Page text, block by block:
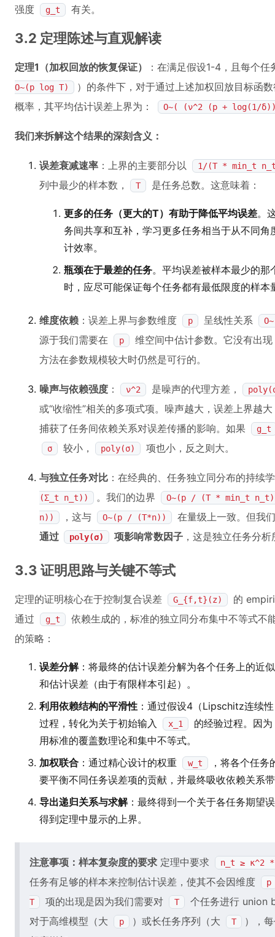
强度 g_t 有关。
3.2 定理陈述与直观解读
定理1（加权回放的恢复保证） ：在满足假设1-4，且每个
O~(p log T)
）的条件下，对于通过上述加权回放目标函
概率，其平均估计误差上界为：
O~( (ν^2 (p + log(1/
我们来拆解这个结果的深刻含义：
误差衰减速率 ：上界的主要部分以 1/(T * min_t
列中最少的样本数， T 是任务总数。这意味着：
更多的任务（更大的T）有助于降低平均误差。
务间共享和互补，学习更多任务相当于从不同
计效率。
瓶颈在于最差的任务。平均误差被样本最少的
时，应尽可能保证每个任务都有最低限度的样
维度依赖 ：误差上界与参数维度 p 呈线性关系
源于我们需要在 p
维空间中估计参数。它没有出现
方法在参数规模较大时仍然是可行的。
噪声与依赖强度 ： ν^2 是噪声的代理方差，
或“收缩性”相关的多项式项。噪声越大，误差上界越
捕获了任务间依赖关系对误差传播的影响。如果
g_t
σ
较小， poly(σ) 项也小，反之则大。
与独立任务对比 ：在经典的、任务独立同分布的持续
(Σ_t n_t)) 。我们的边界
O~(p / (T * min_t
n))
，这与 O~(p / (T*n))
在量级上一致。但我
通过
poly(σ) 项影响常数因子 ，这是独立任务分
3.3 证明思路与关键不等式
定理的证明核心在于控制复合误差 G_{f,t}(z)
的
通过
g_t
依赖生成的，标准的独立同分布集中不等式不
的策略：
误差分解：将最终的估计误差分解为各个任务上的近
和估计误差（由于有限样本引起）。
利用依赖结构的平滑性 ：通过假设4（Lipschitz连续
过程，转化为关于初始输入
x_1
的经验过程。因为
用标准的覆盖数理论和集中不等式。
加权联合 ：通过精心设计的权重 w_t
，将各个任
要平衡不同任务误差项的贡献，并最终吸收依赖关系
导出递归关系与求解：最终得到一个关于各任务期望
得到定理中显示的上界。
注意事项：样本复杂度的要求 定理中要求 n_t ≥ κ^2
任务有足够的样本来控制估计误差，使其不会因维度
p
T
项的出现是因为我们需要对 T
个任务进行 union
对于高维模型（大
p ）或长任务序列（大 T
），